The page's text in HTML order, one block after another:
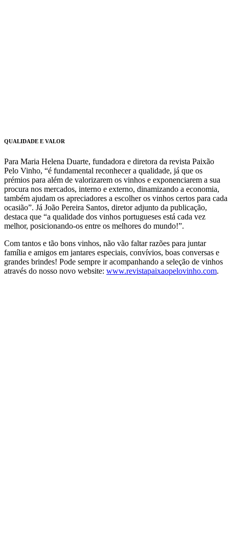
QUALIDADE E VALOR
Para Maria Helena Duarte, fundadora e diretora da revista Paixão
Pelo Vinho, “é fundamental reconhecer a qualidade, já que os
prémios para além de valorizarem os vinhos e exponenciarem a sua
procura nos mercados, interno e externo, dinamizando a economia,
também ajudam os apreciadores a escolher os vinhos certos para cada
ocasião”. Já João Pereira Santos, diretor adjunto da publicação,
destaca que “a qualidade dos vinhos portugueses está cada vez
melhor, posicionando-os entre os melhores do mundo!”.
Com tantos e tão bons vinhos, não vão faltar razões para juntar
família e amigos em jantares especiais, convívios, boas conversas e
grandes brindes! Pode sempre ir acompanhando a seleção de vinhos
através do nosso novo website: www.revistapaixaopelovinho.com.